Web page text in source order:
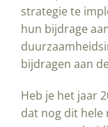
strategie te
hun bijdrage
bijdragen aan
Heb je het jaar
dat nog dit hele